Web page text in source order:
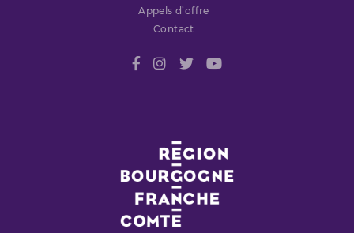
Appels d’offre
Contact